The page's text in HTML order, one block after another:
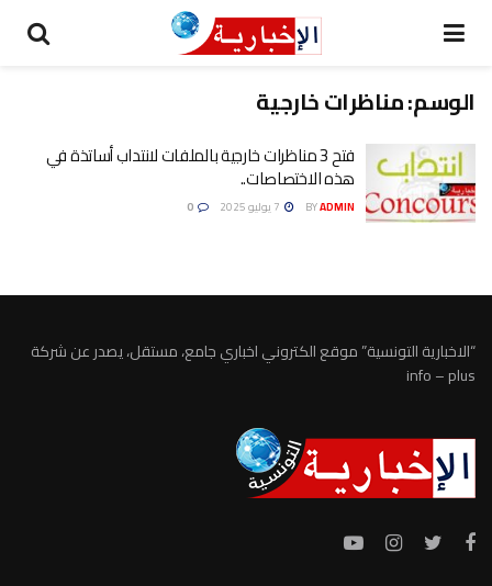
الوسم:مناظرات خارجية
فتح 3 مناظرات خارجية بالملفات لانتداب أساتذة في
هذه الاختصاصات..
BYADMIN
“الاخبارية التونسية” موقع الكتروني اخباري جامع، مستقل، يصدر عن شركة
info – plus